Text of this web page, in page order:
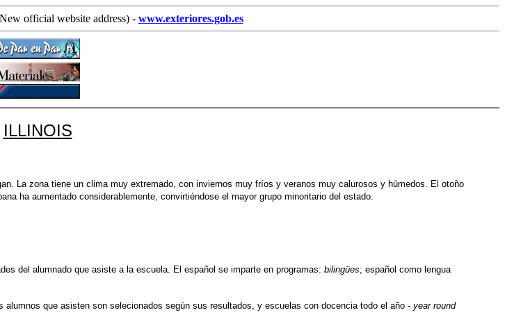
official website address) - www.exteriores.gob.es
ILLINOIS
La zona tiene un clima muy extremado, con inviernos muy fríos y veranos muy calurosos y húmedos. El otoño
ha aumentado considerablemente, convirtiéndose el mayor grupo minoritario del estado.
del alumnado que asiste a la escuela. El español se imparte en programas: bilingües; español como lengua
alumnos que asisten son selecionados según sus resultados, y escuelas con docencia todo el año - year round